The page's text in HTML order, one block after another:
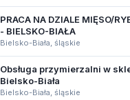
PRACA NA DZIALE MIĘSO/
- BIELSKO-BIAŁA​
Bielsko-Biała, śląskie
Obsługa przymierzalni w
Bielsko-Biała
Bielsko-Biała, śląskie